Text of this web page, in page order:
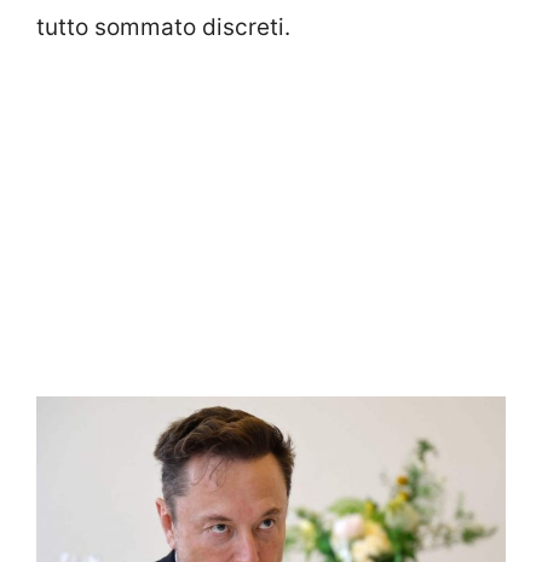
tutto sommato discreti.